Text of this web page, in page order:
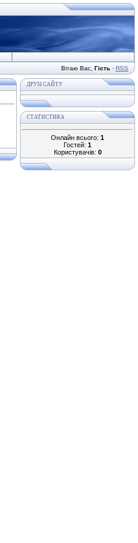
Вітаю Вас Гість · RSS
ДРУЗІ САЙТУ
СТАТИСТИКА
Онлайн всього: 1
Гостей: 1
Користувачів: 0